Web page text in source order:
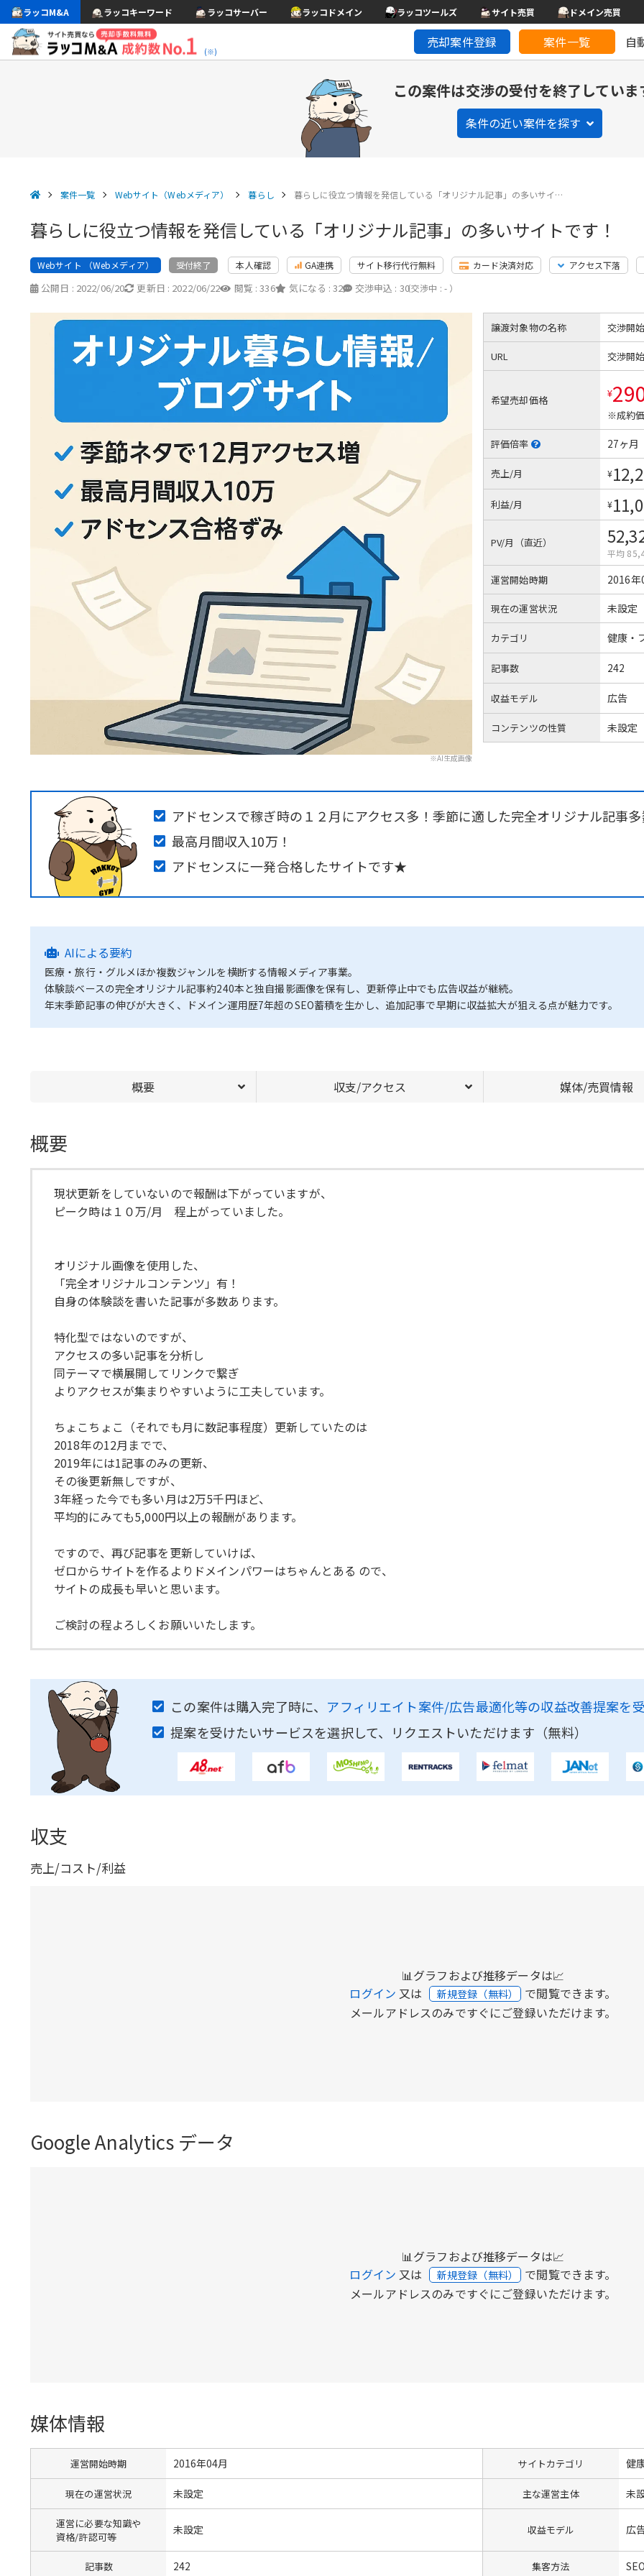
ラッコM&A ラッコキーワード ラッコサーバー ラッコドメイン ラッコツールズ サイト売買 ドメイン売買
(※)
売却案件登録 案件一覧 自
この案件は交渉の受付を終了していま
条件の近い案件を探す
案件一覧 Webサイト（Webメディア） 暮らし 暮らしに役立つ情報を発信している「オリジナル記事」の多いサイ…
暮らしに役立つ情報を発信している「オリジナル記事」の多いサイトです！
Webサイト （Webメディア） 受付終了 本人確認 GA連携 サイト移行代行無料 カード決済対応 アクセス下落
公開日 : 2022/06/20 更新日 : 2022/06/22 閲覧 :336 気になる : 32 交渉申込 : 30
（交渉中 : - ）
※AI生成画像
譲渡対象物の名称 交渉開
URL 交渉開
希望売却価格 ¥
※成約
評価倍率 27ヶ月
売上/月 ¥
利益/月 ¥
PV/月（直近）
平均
運営開始時期 2016年
現在の運営状況 未設定
カテゴリ 健康・
記事数 242
収益モデル 広告
コンテンツの性質 未設定
アドセンスで稼ぎ時の１２月にアクセス多！季節に適した完全オリジナル記事
最高月間収入10万！
アドセンスに一発合格したサイトです★
AIによる要約
医療・旅行・グルメほか複数ジャンルを横断する情報メディア事業。
体験談ベースの完全オリジナル記事約240本と独自撮影画像を保有し、更新停止中でも広告収益が継続。
年末季節記事の伸びが大きく、ドメイン運用歴7年超のSEO蓄積を生かし、追加記事で早期に収益拡大が狙える点が魅力です。
概要 収支/アクセス 媒体/売買情報
概要
現状更新をしていないので報酬は下がっていますが、
ピーク時は１０万/月 程上がっていました。
オリジナル画像を使用した、
「完全オリジナルコンテンツ」有！
自身の体験談を書いた記事が多数あります。
特化型ではないのですが、
アクセスの多い記事を分析し
同テーマで横展開してリンクで繋ぎ
よりアクセスが集まりやすいように工夫しています。
ちょこちょこ（それでも月に数記事程度）更新していたのは
2018年の12月までで、
2019年には1記事のみの更新、
その後更新無しですが、
3年経った今でも多い月は2万5千円ほど、
平均的にみても5,000円以上の報酬があります。
ですので、再び記事を更新していけば、
ゼロからサイトを作るよりドメインパワーはちゃんとある ので、
サイトの成長も早いと思います。
ご検討の程よろしくお願いいたします。
この案件は購入完了時に、 アフィリエイト案件/広告最適化等の収益改善提案を
提案を受けたいサービスを選択して、リクエストいただけます（無料）
収支
売上/コスト/利益
📊グラフおよび推移データは📈
ログイン 又は 新規登録（無料） で閲覧できます。
メールアドレスのみですぐにご登録いただけます。
Google Analytics データ
📊グラフおよび推移データは📈
ログイン 又は 新規登録（無料） で閲覧できます。
メールアドレスのみですぐにご登録いただけます。
媒体情報
運営開始時期 2016年04月 サイトカテゴリ 健
現在の運営状況 未設定 主な運営主体 未
運営に必要な知識や
資格/許認可等
未設定 収益モデル 広
記事数 242 集客方法